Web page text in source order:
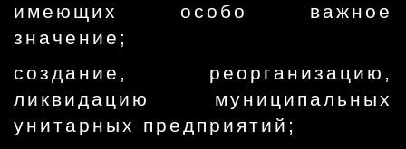
имеющих особо важное
значение;
создание, реорганизацию,
ликвидацию муниципальных
унитарных предприятий;